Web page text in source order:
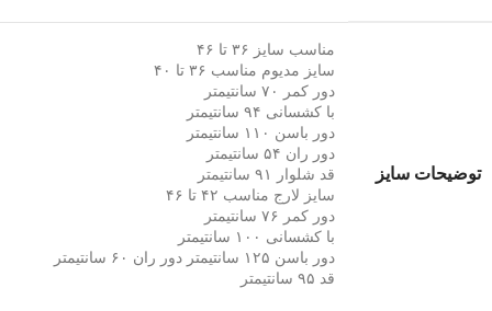
توضیحات سایز
مناسب سایز ۳۶ تا ۴۶
سایز مدیوم مناسب ۳۶ تا ۴۰
دور کمر ۷۰ سانتیمتر
با کشسانی ۹۴ سانتیمتر
دور باسن ۱۱۰ سانتیمتر
دور ران ۵۴ سانتیمتر
قد شلوار ۹۱ سانتیمتر
سایز لارج مناسب ۴۲ تا ۴۶
دور کمر ۷۶ سانتیمتر
با کشسانی ۱۰۰ سانتیمتر
دور باسن ۱۲۵ سانتیمتر دور ران ۶۰ سانتیمتر
قد ۹۵ سانتیمتر